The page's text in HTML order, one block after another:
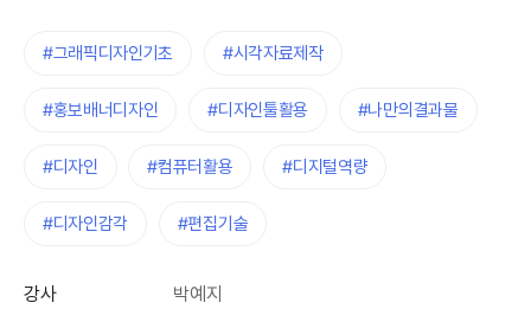
#그래픽디자인기초 #시각자료제작
#홍보배너디자인 #디자인툴활용 #나만의결과물
#디자인 #컴퓨터활용 #디지털역량
#디자인감각 #편집기술
강사
박예지